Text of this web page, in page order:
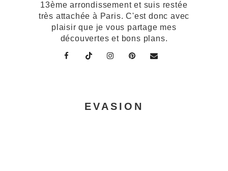
13ème arrondissement et suis restée
très attachée à Paris. C'est donc avec
plaisir que je vous partage mes
découvertes et bons plans.
EVASION